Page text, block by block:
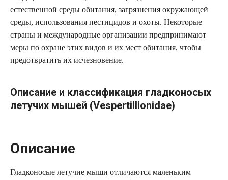
естественной среды обитания, загрязнения окружающей
среды, использования пестицидов и охоты. Некоторые
страны и международные организации предпринимают
меры по охране этих видов и их мест обитания, чтобы
предотвратить их исчезновение.
Описание и классификация гладконосых
летучих мышей (Vespertillionidae)
Описание
Гладконосые летучие мыши отличаются маленьким